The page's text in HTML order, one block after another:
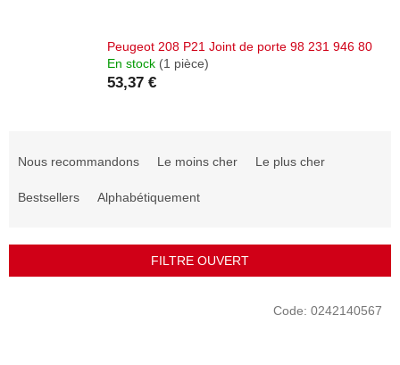
Peugeot 208 P21 Joint de porte 98 231 946 80
En stock (1 pièce)
53,37 €
r
Nous recommandons Le moins cher Le plus cher
Bestsellers Alphabétiquement
FILTRE OUVERT
Code: 0242140567